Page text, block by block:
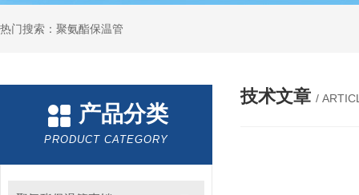
热门搜索：聚氨酯保温管
产品分类
PRODUCT CATEGORY
技术文章 /